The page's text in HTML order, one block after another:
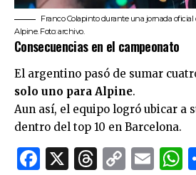
Franco Colapinto durante una jornada oficial
Alpine. Foto: archivo.
Consecuencias en el campeonato
El argentino pasó de sumar
solo uno para Alpine.
Aun así, el equipo logró ubicar a
dentro del top 10 en Barcelona.
Facebook
X Threads
Copy